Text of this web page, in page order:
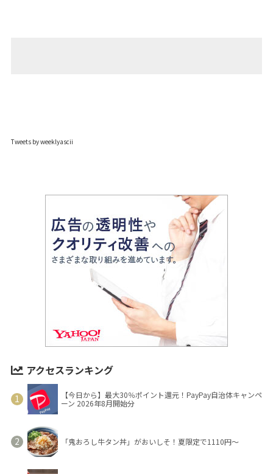
Tweets by weeklyascii
アクセスランキング
【今日から】最大30％ポイント還元！PayPay自治体キャンペ
ーン 2026年8月開始分
「鬼おろし牛タン丼」がおいしそ！夏限定で1110円～